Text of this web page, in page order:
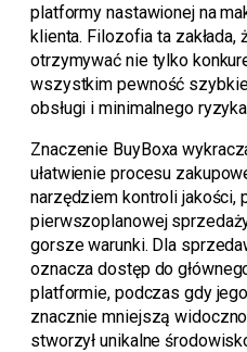
platformy nastawionej na
klienta. Filozofia ta zakłada,
otrzymywać nie tylko
wszystkim pewność
obsługi i minimalnego
Znaczenie BuyBoxa
ułatwienie procesu
narzędziem kontroli jakości,
pierwszoplanowej
gorsze warunki. Dla
oznacza dostęp do
platformie, podczas gdy
znacznie mniejszą
stworzył unikalne